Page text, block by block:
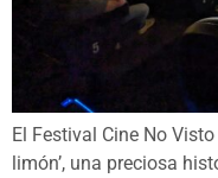
El Festival Cine No
limón’, una preciosa